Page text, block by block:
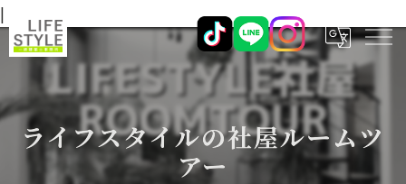
|
ライフスタイルの社屋ルームツ
アー